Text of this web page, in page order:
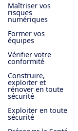
Maîtriser vos
risques
numériques
Former vos
équipes
Vérifier votre
conformité
Construire,
exploiter et
rénover en toute
sécurité
Exploiter en toute
sécurité